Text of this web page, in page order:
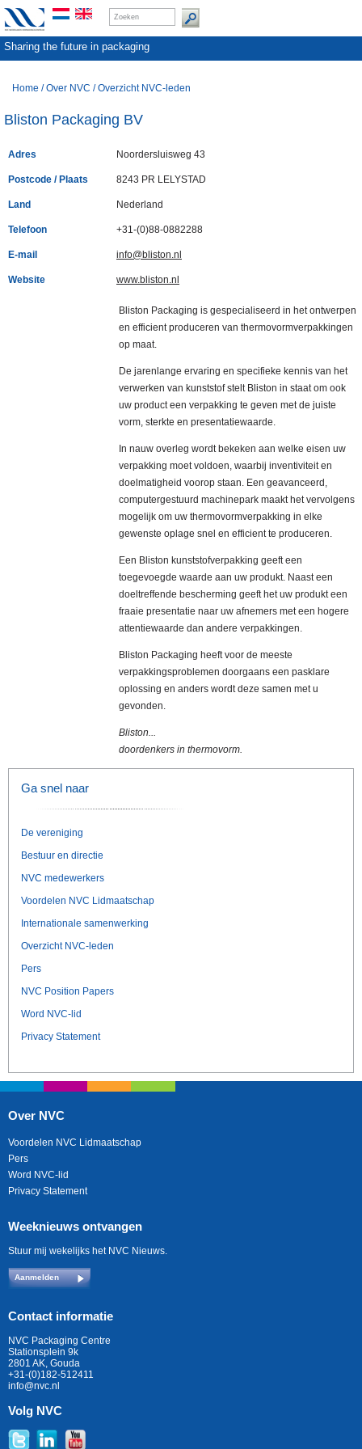
Sharing the future in packaging
Home /Over NVC /Overzicht NVC-leden
Bliston Packaging BV
Adres Noordersluisweg 43
Postcode / Plaats 8243 PR LELYSTAD
Land Nederland
Telefoon +31-(0)88-0882288
E-mail info@bliston.nl
Website www.bliston.nl
Bliston Packaging is gespecialiseerd in het ontwerpen
en efficient produceren van thermovormverpakkingen
op maat.
De jarenlange ervaring en specifieke kennis van het
verwerken van kunststof stelt Bliston in staat om ook
uw product een verpakking te geven met de juiste
vorm, sterkte en presentatiewaarde.
In nauw overleg wordt bekeken aan welke eisen uw
verpakking moet voldoen, waarbij inventiviteit en
doelmatigheid voorop staan. Een geavanceerd,
computergestuurd machinepark maakt het vervolgens
mogelijk om uw thermovormverpakking in elke
gewenste oplage snel en efficient te produceren.
Een Bliston kunststofverpakking geeft een
toegevoegde waarde aan uw produkt. Naast een
doeltreffende bescherming geeft het uw produkt een
fraaie presentatie naar uw afnemers met een hogere
attentiewaarde dan andere verpakkingen.
Bliston Packaging heeft voor de meeste
verpakkingsproblemen doorgaans een pasklare
oplossing en anders wordt deze samen met u
gevonden.
Bliston...
doordenkers in thermovorm.
Ga snel naar
De vereniging
Bestuur en directie
NVC medewerkers
Voordelen NVC Lidmaatschap
Internationale samenwerking
Overzicht NVC-leden
Pers
NVC Position Papers
Word NVC-lid
Privacy Statement
Over NVC
Voordelen NVC Lidmaatschap
Pers
Word NVC-lid
Privacy Statement
Weeknieuws ontvangen
Stuur mij wekelijks het NVC Nieuws.
Aanmelden
Contact informatie
NVC Packaging Centre
Stationsplein 9k
2801 AK, Gouda
+31-(0)182-512411
info@nvc.nl
Volg NVC